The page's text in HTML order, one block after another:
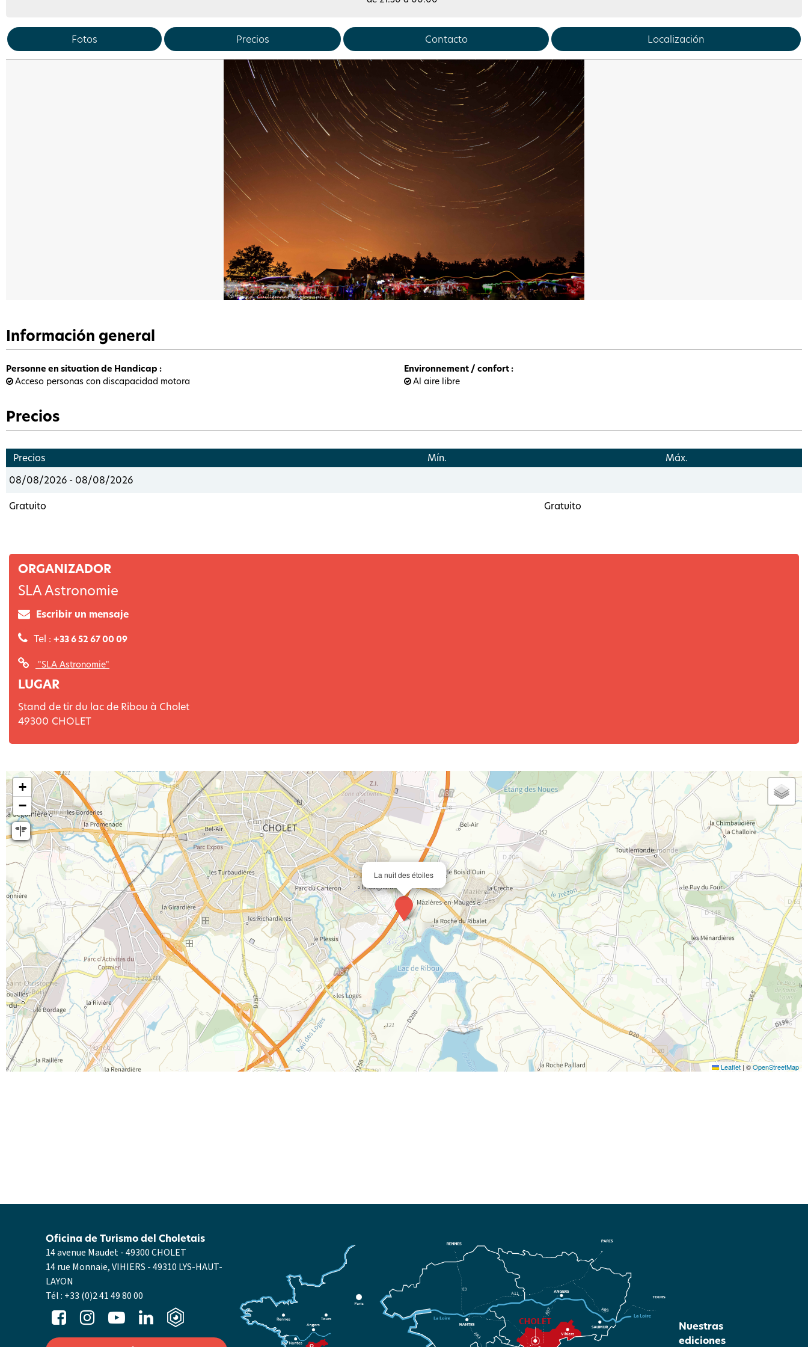
Fotos Precios Contacto Localización
Información general
Personne en situation de Handicap :
Acceso personas con discapacidad motora
Environnement / confort :
Al aire libre
Precios
Precios Mín.
Máx.
08/08/2026 - 08/08/2026
Gratuito Gratuito
ORGANIZADOR
SLA Astronomie
Escribir un mensaje
Tel : +33 6 52 67 00 09
"SLA Astronomie"
LUGAR
Stand de tir du lac de Ribou à Cholet
49300 CHOLET
La nuit des étoiles
+
−
Leaflet | ©OpenStreetMap
14 avenue Maudet - 49300 CHOLET
14 rue Monnaie, VIHIERS - 49310 LYS-HAUT-
LAYON
Tél : +33 (0)2 41 49 80 00
Oficina de Turismo del Choletais
Nuestras
ediciones